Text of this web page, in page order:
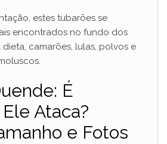
estes tubarões se
encontrados no fundo dos
camarões, lulas, polvos e
É
Ataca?
e Fotos